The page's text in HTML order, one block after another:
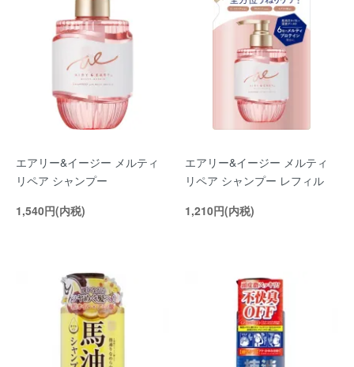
エアリー&イージー メルティ
リペア シャンプー
1,540円(内税)
エアリー&イージー メルティ
リペア シャンプー レフィル
1,210円(内税)